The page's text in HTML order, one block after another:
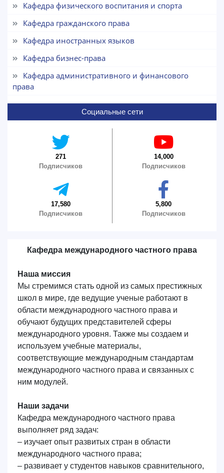
Кафедра физического воспитания и спорта
Кафедра гражданского права
Кафедра иностранных языков
Кафедра бизнес-права
Кафедра административного и финансового
права
Социальные сети
271
Подписчиков
14,000
Подписчиков
17,580
Подписчиков
5,800
Подписчиков
Кафедра международного частного права
Наша миссия
Мы стремимся стать одной из самых престижных
школ в мире, где ведущие ученые работают в
области международного частного права и
обучают будущих представителей сферы
международного уровня. Также мы создаем и
используем учебные материалы,
соответствующие международным стандартам
международного частного права и связанных с
ним модулей.
Наши задачи
Кафедра международного частного права
выполняет ряд задач:
– изучает опыт развитых стран в области
международного частного права;
– развивает у студентов навыков сравнительного,